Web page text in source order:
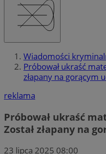
Wiadomości
Próbował ukraść
złapany na gorącym
reklama
Próbował ukraść
Został złapany na
23 lipca 2025 08:00